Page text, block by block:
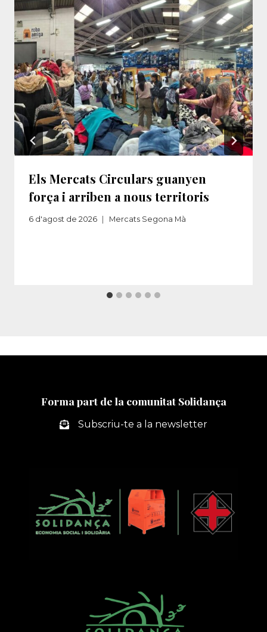
Els Mercats Circulars guanyen
força i arriben a nous territoris
6 d'agost de 2026 Mercats Segona Mà
Forma part de la comunitat Solidança
Subscriu-te a la newsletter